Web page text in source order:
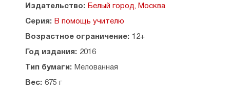
своим им слова из жизни повседневной.
иллюстрированных листов, на обратной
стороне которых представлен учебный
взрослых. Составитель — Н. Астахова.
Издательство: Белый город, Москва
Серия: В помощь учителю
Возрастное ограничение: 12+
Год издания: 2016
Тип бумаги: Мелованная
Вес: 675 г